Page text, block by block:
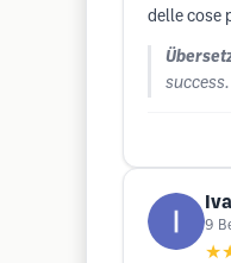
delle cose
9